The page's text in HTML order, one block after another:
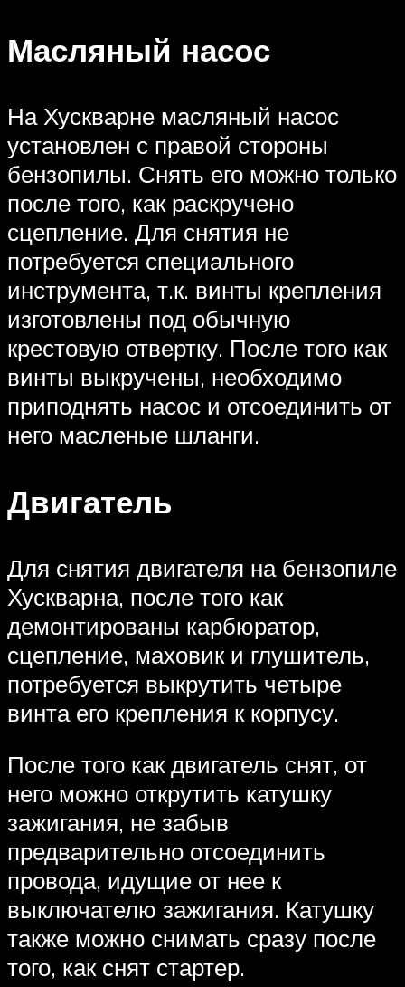
Масляный насос
На Хускварне масляный насос
установлен с правой стороны
бензопилы. Снять его можно только
после того, как раскручено
сцепление. Для снятия не
потребуется специального
инструмента, т.к. винты крепления
изготовлены под обычную
крестовую отвертку. После того как
винты выкручены, необходимо
приподнять насос и отсоединить от
него масленые шланги.
Двигатель
Для снятия двигателя на бензопиле
Хускварна, после того как
демонтированы карбюратор,
сцепление, маховик и глушитель,
потребуется выкрутить четыре
винта его крепления к корпусу.
После того как двигатель снят, от
него можно открутить катушку
зажигания, не забыв
предварительно отсоединить
провода, идущие от нее к
выключателю зажигания. Катушку
также можно снимать сразу после
того, как снят стартер.